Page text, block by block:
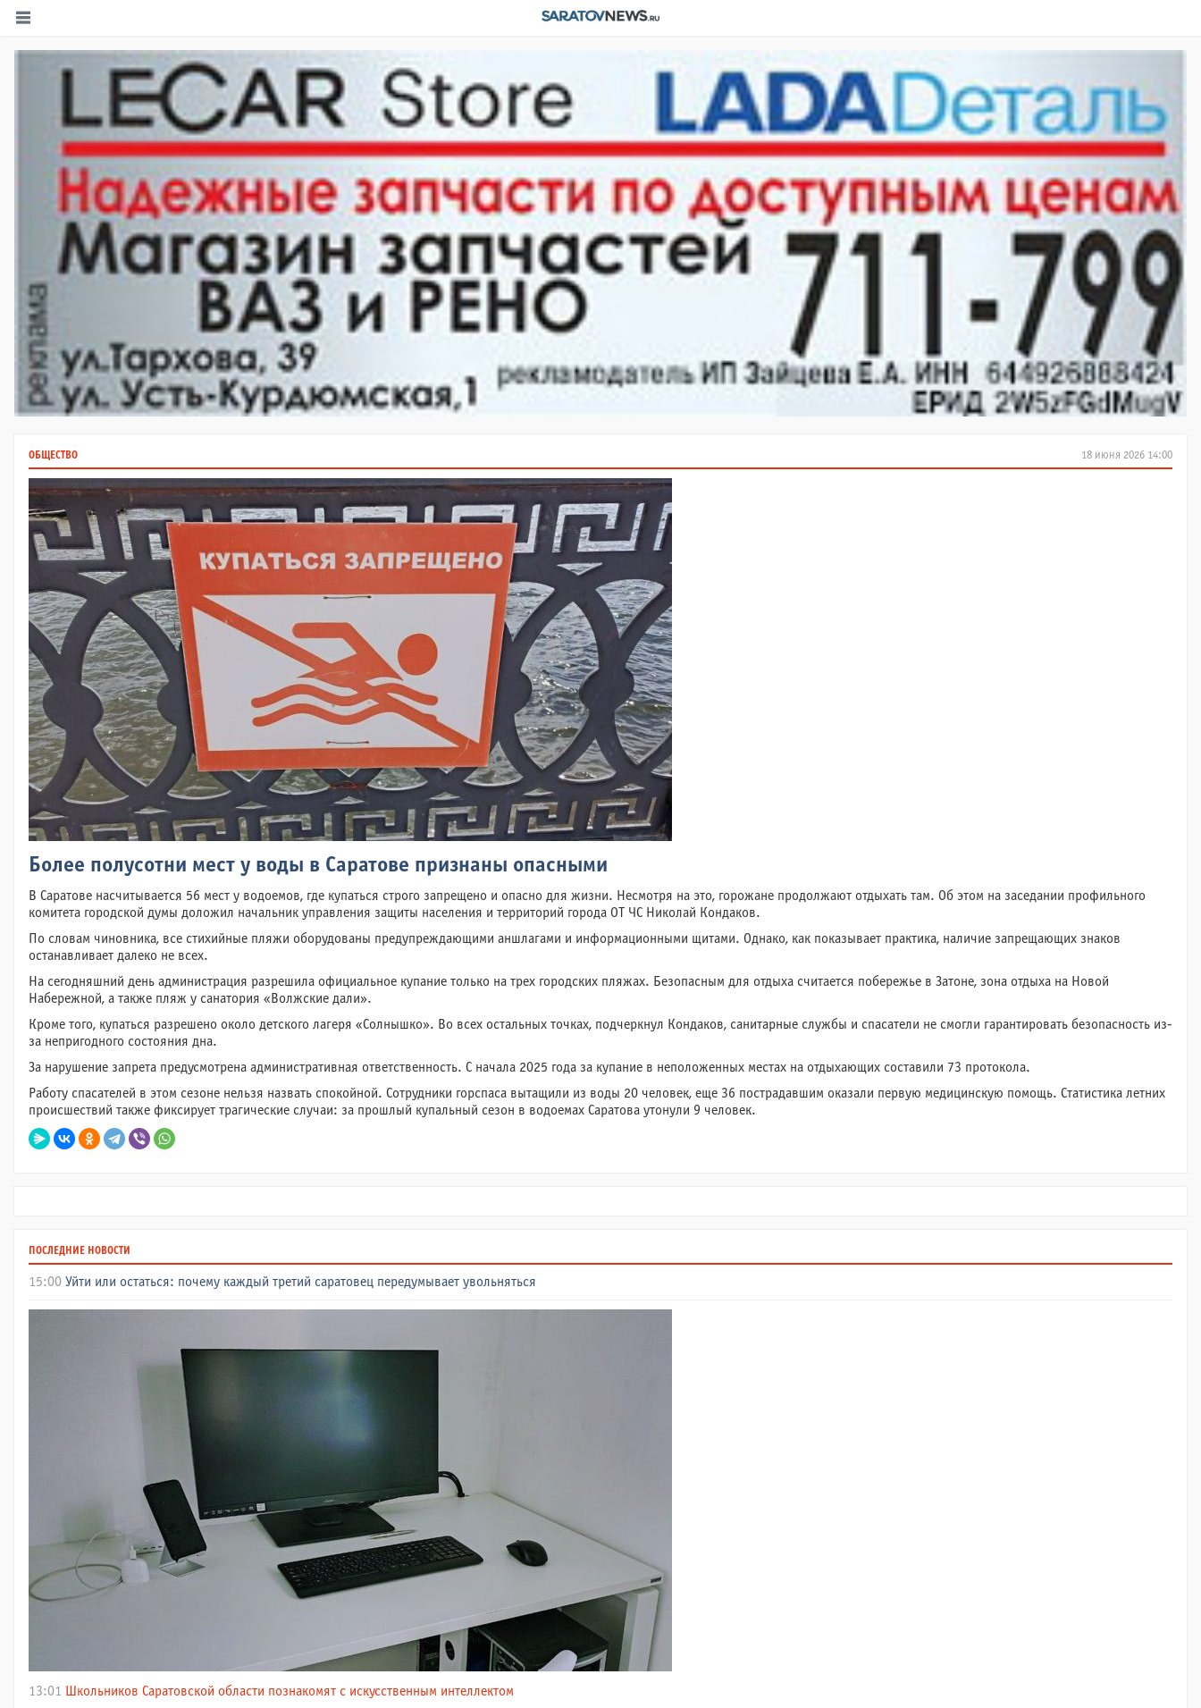
18 июня 2026 14:00
ОБЩЕСТВО
Более полусотни мест у воды в Саратове признаны опасными
В Саратове насчитывается 56 мест у водоемов, где купаться строго запрещено и опасно для жизни. Несмотря на это, горожане продолжают отдыхать там. Об этом на заседании профильного
комитета городской думы доложил начальник управления защиты населения и территорий города ОТ ЧС Николай Кондаков.
По словам чиновника, все стихийные пляжи оборудованы предупреждающими аншлагами и информационными щитами. Однако, как показывает практика, наличие запрещающих знаков
останавливает далеко не всех.
На сегодняшний день администрация разрешила официальное купание только на трех городских пляжах. Безопасным для отдыха считается побережье в Затоне, зона отдыха на Новой
Набережной, а также пляж у санатория «Волжские дали».
Кроме того, купаться разрешено около детского лагеря «Солнышко». Во всех остальных точках, подчеркнул Кондаков, санитарные службы и спасатели не смогли гарантировать безопасность из-
за непригодного состояния дна.
За нарушение запрета предусмотрена административная ответственность. С начала 2025 года за купание в неположенных местах на отдыхающих составили 73 протокола.
Работу спасателей в этом сезоне нельзя назвать спокойной. Сотрудники горспаса вытащили из воды 20 человек, еще 36 пострадавшим оказали первую медицинскую помощь. Статистика летних
происшествий также фиксирует трагические случаи: за прошлый купальный сезон в водоемах Саратова утонули 9 человек.
ПОСЛЕДНИЕ НОВОСТИ
15:00 Уйти или остаться: почему каждый третий саратовец передумывает увольняться
13:01 Школьников Саратовской области познакомят с искусственным интеллектом